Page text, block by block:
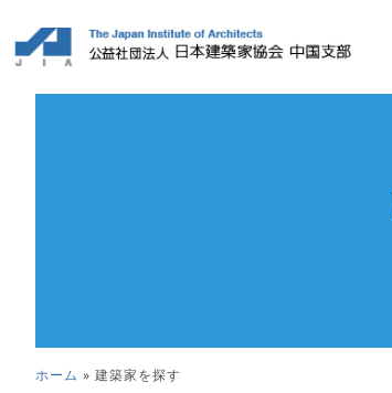
ホーム » 建築家を探す